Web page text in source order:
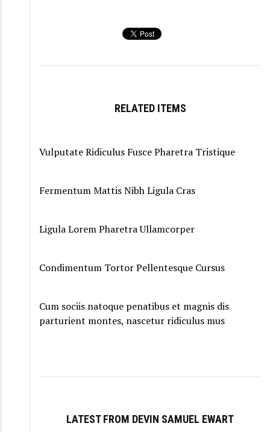
RELATED ITEMS
Vulputate Ridiculus Fusce Pharetra Tristique
Fermentum Mattis Nibh Ligula Cras
Ligula Lorem Pharetra Ullamcorper
Condimentum Tortor Pellentesque Cursus
Cum sociis natoque penatibus et magnis dis
parturient montes, nascetur ridiculus mus
LATEST FROM DEVIN SAMUEL EWART